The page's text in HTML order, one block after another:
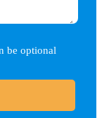
be optional